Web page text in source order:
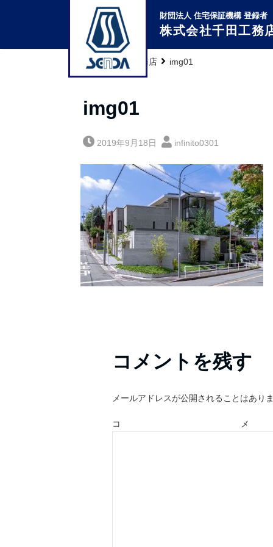
財団法人 住宅保証機構 登録者
株式会社千田工務
株式会社千田工務店 img01
img01
2019年9月18日 infinito0301
コメントを残す
メールアドレスが公開されることはあり
コ